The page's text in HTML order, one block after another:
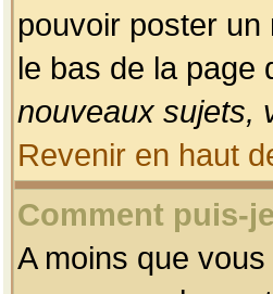
pouvoir poster
le bas de la page
nouveaux sujets,
Revenir en haut
Comment puis-
A moins que